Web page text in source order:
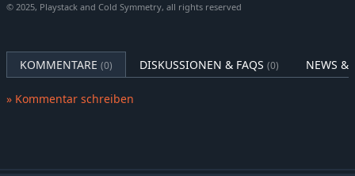
Stürze Falsche Götter
von grotesken und gefährlichen Kreaturen bewacht werden.
Das Kampfsystem von Mortal Shell 2 ist agil und
© 2025, Playstack and Cold Symmetry, all rights reserved
KOMMENTARE (0) DISKUSSIONEN & FAQS (0) NEWS &
» Kommentar schreiben